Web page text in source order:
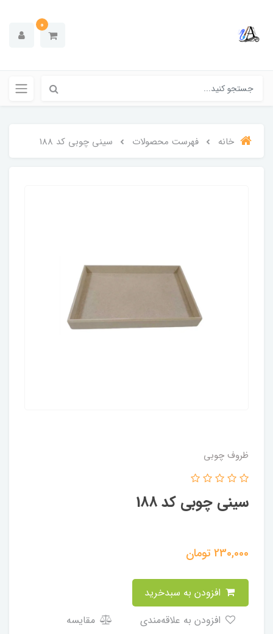
0
خانه فهرست محصولات سینی چوبی کد 188
ظروف چوبی
سینی چوبی کد 188
230,000تومان
مقایسه